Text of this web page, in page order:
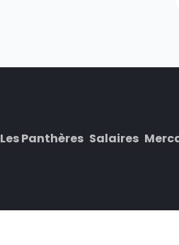
Les Panthères Salaires